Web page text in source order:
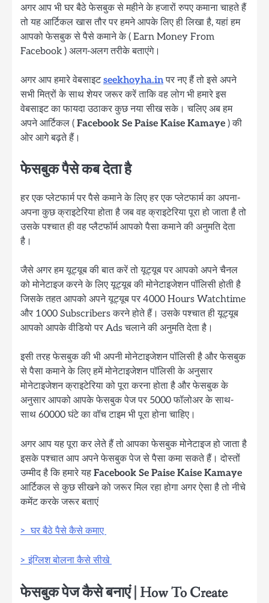
अगर आप भी घर बैठे फेसबुक से महीने के हजारों रुपए कमाना चाहते हैं
तो यह आर्टिकल खास तौर पर हमने आपके लिए ही लिखा है, यहां हम
आपको फेसबुक से पैसे कमाने के ( Earn Money From
Facebook ) अलग-अलग तरीके बताएंगे।
अगर आप हमारे वेबसाइटseekhoyha.inपर नए हैं तो इसे अपने
सभी मित्रों के साथ शेयर जरूर करें ताकि वह लोग भी हमारे इस
वेबसाइट का फायदा उठाकर कुछ नया सीख सके। चलिए अब हम
अपने आर्टिकल ( Facebook Se Paise Kaise Kamaye ) की
ओर आगे बढ़ते हैं।
फेसबुक पैसे कब देता है
हर एक प्लेटफार्म पर पैसे कमाने के लिए हर एक प्लेटफार्म का अपना-
अपना कुछ क्राइटेरिया होता है जब वह क्राइटेरिया पूरा हो जाता है तो
उसके पश्चात ही वह प्लैटफॉर्म आपको पैसा कमाने की अनुमति देता
है।
जैसे अगर हम यूट्यूब की बात करें तो यूट्यूब पर आपको अपने चैनल
को मोनेटाइज करने के लिए यूट्यूब की मोनेटाइजेशन पॉलिसी होती है
जिसके तहत आपको अपने यूट्यूब पर 4000 Hours Watchtime
और 1000 Subscribers करने होते हैं। उसके पश्चात ही यूट्यूब
आपको आपके वीडियो पर Ads चलाने की अनुमति देता है।
इसी तरह फेसबुक की भी अपनी मोनेटाइजेशन पॉलिसी है और फेसबुक
से पैसा कमाने के लिए हमें मोनेटाइजेशन पॉलिसी के अनुसार
मोनेटाइजेशन क्राइटेरिया को पूरा करना होता है और फेसबुक के
अनुसार आपको आपके फेसबुक पेज पर 5000 फॉलोअर के साथ-
साथ 60000 घंटे का वॉच टाइम भी पूरा होना चाहिए।
अगर आप यह पूरा कर लेते हैं तो आपका फेसबुक मोनेटाइज हो जाता है
इसके पश्चात आप अपने फेसबुक पेज से पैसा कमा सकते हैं। दोस्तों
उम्मीद है कि हमारे यह Facebook Se Paise Kaise Kamaye
आर्टिकल से कुछ सीखने को जरूर मिल रहा होगा अगर ऐसा है तो नीचे
कमेंट करके जरूर बताएं
> घर बैठे पैसे कैसे कमाए
> इंग्लिश बोलना कैसे सीखे
फेसबुक पेज कैसे बनाएं | How To Create